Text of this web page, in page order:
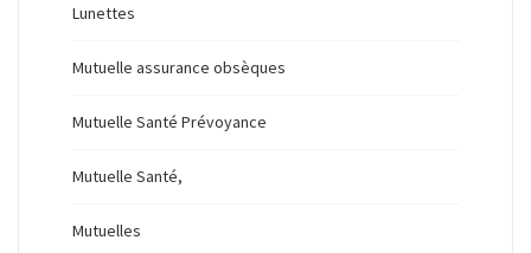
Lunettes
Mutuelle assurance obsèques
Mutuelle Santé Prévoyance
Mutuelle Santé,
Mutuelles